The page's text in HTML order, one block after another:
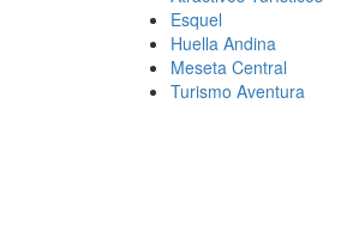
Esquel
Huella Andina
Meseta Central
Turismo Aventura